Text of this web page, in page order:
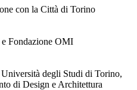
con la Città di Torino
Fondazione OMI
degli Studi di Torino,
di Design e Architettura